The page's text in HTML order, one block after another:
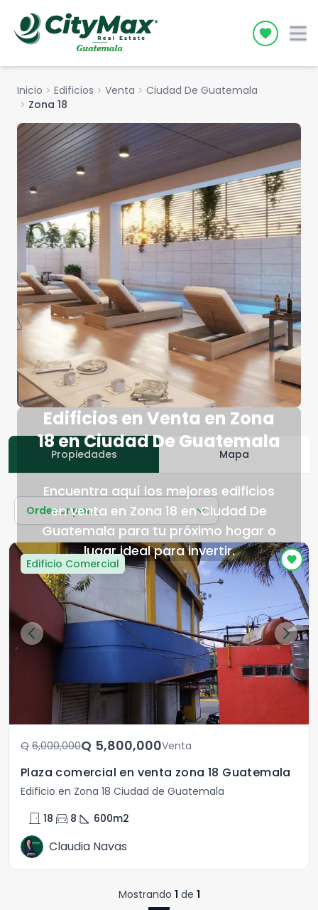
Icon
Inicio chevron_right Edificios chevron_right Venta chevron_right Ciudad De Guatemala
chevron_right Zona 18
Edificios en Venta en Zona
18 en Ciudad De Guatemala
Encuentra aquí los mejores edificios
en venta en Zona 18 en Ciudad De
Guatemala para tu próximo hogar o
lugar ideal para invertir.
Propiedades Mapa
Ordenar por...
Edificio Comercial
Q	6,000,000 Q	5,800,000Venta
Plaza comercial en venta zona 18 Guatemala
Edificio en Zona 18 Ciudad de Guatemala
door_front 18 directions_car 8 square_foot 600m2
Claudia Navas
Mostrando 1 de 1